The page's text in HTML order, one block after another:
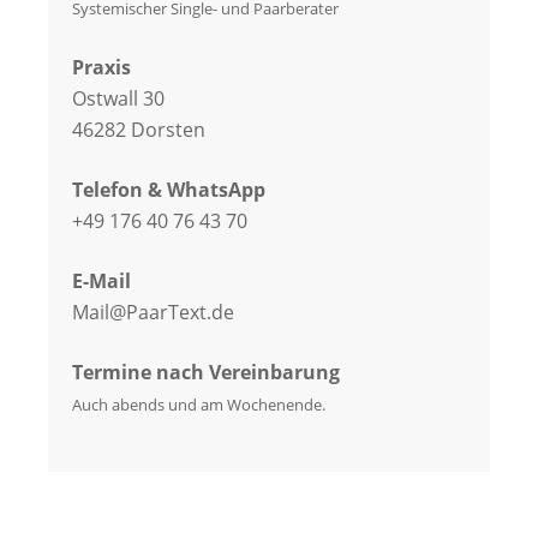
Systemischer Single- und Paarberater
Praxis
Ostwall 30
46282 Dorsten
Telefon & WhatsApp
+49 176 40 76 43 70
E-Mail
Mail@PaarText.de
Termine nach Vereinbarung
Auch abends und am Wochenende.